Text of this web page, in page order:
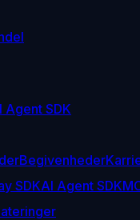
Agent SDK
Begivenheder
SDKAI Agent SDK